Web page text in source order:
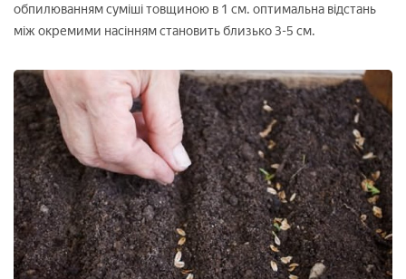
обпилюванням суміші товщиною в 1 см. оптимальна відстань
між окремими насінням становить близько 3-5 см.